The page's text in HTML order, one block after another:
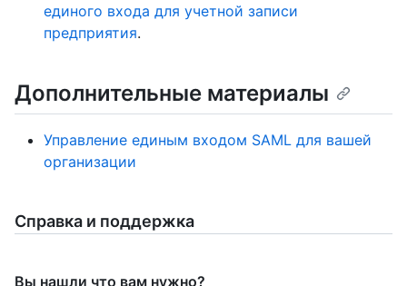
единого входа для учетной записи
предприятия.
Дополнительные материалы
Управление единым входом SAML для вашей
организации
Справка и поддержка
Вы нашли что вам нужно?